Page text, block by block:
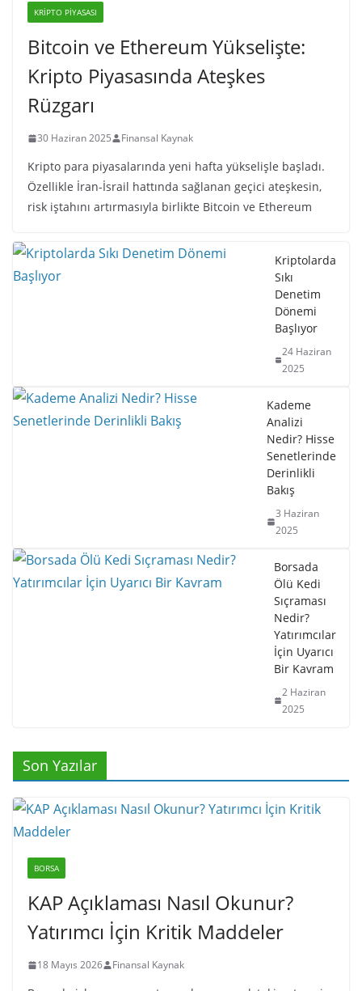
KRIPTO PIYASASI
Bitcoin ve Ethereum Yükselişte:
Kripto Piyasasında Ateşkes
Rüzgarı
30 Haziran 2025 Finansal Kaynak
Kripto para piyasalarında yeni hafta yükselişle başladı.
Özellikle İran-İsrail hattında sağlanan geçici ateşkesin,
risk iştahını artırmasıyla birlikte Bitcoin ve Ethereum
Kriptolarda
Sıkı
Denetim
Dönemi
Başlıyor
24 Haziran
2025
Kademe
Analizi
Nedir? Hisse
Senetlerinde
Derinlikli
Bakış
3 Haziran
2025
Borsada
Ölü Kedi
Sıçraması
Nedir?
Yatırımcılar
İçin Uyarıcı
Bir Kavram
2 Haziran
2025
Son Yazılar
BORSA
KAP Açıklaması Nasıl Okunur?
Yatırımcı İçin Kritik Maddeler
18 Mayıs 2026 Finansal Kaynak